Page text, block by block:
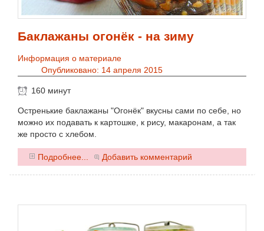
Баклажаны огонёк - на зиму
Информация о материале
Опубликовано: 14 апреля 2015
160 минут
Остренькие баклажаны "Огонёк" вкусны сами по себе, но
можно их подавать к картошке, к рису, макаронам, а так
же просто с хлебом.
Подробнее... Добавить комментарий